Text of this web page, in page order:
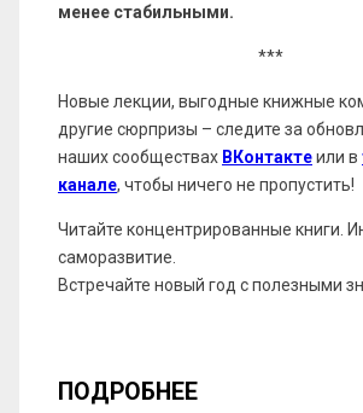
менее стабильными.
***
Новые лекции, выгодные книжные
другие сюрпризы – следите за
наших сообществах ВКонтактеили в
канале, чтобы ничего не пропустить!
Читайте концентрированные книги.
саморазвитие.
Встречайте новый год с полезными
ПОДРОБНЕЕ